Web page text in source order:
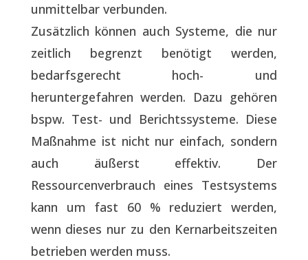
unmittelbar verbunden.
Zusätzlich können auch Systeme, die nur
zeitlich begrenzt benötigt werden,
bedarfsgerecht hoch- und
heruntergefahren werden. Dazu gehören
bspw. Test- und Berichtssysteme. Diese
Maßnahme ist nicht nur einfach, sondern
auch äußerst effektiv. Der
Ressourcenverbrauch eines Testsystems
kann um fast 60 % reduziert werden,
wenn dieses nur zu den Kernarbeitszeiten
betrieben werden muss.